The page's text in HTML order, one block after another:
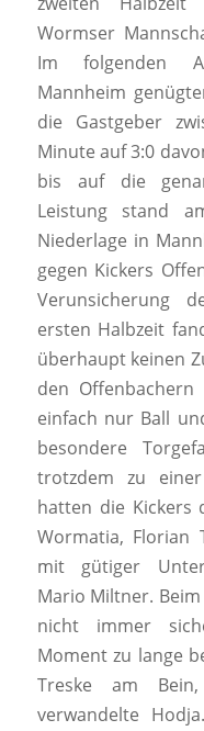
Wormser
Im folgenden
Mannheim
die Gastgeber
Minute auf 3:0
bis auf die
Leistung stand
Niederlage in
gegen Kickers
Verunsicherung
ersten Halbzeit
überhaupt keinen
den
einfach nur Ball
besondere
trotzdem zu einer
hatten die Kickers
Wormatia, Florian
mit gütiger
Mario Miltner.
nicht immer
Moment zu lange
Treske am
verwandelte